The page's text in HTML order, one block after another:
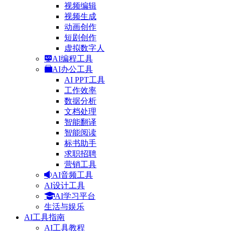
视频编辑
视频生成
动画创作
短剧创作
虚拟数字人
AI编程工具
AI办公工具
AI PPT工具
工作效率
数据分析
文档处理
智能翻译
智能阅读
标书助手
求职招聘
营销工具
AI音频工具
AI设计工具
AI学习平台
生活与娱乐
AI工具指南
AI工具教程